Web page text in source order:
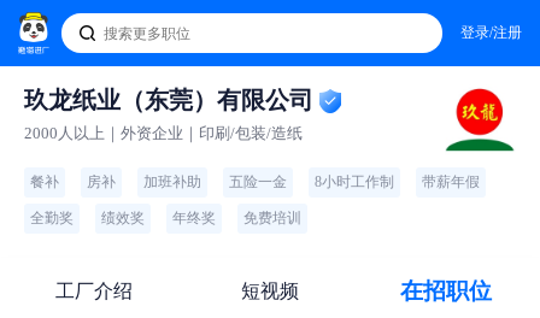
登录/注册
玖龙纸业（东莞）有限公司
2000人以上｜外资企业｜印刷/包装/造纸
餐补 房补 加班补助 五险一金 8小时工作制 带薪年假
全勤奖 绩效奖 年终奖 免费培训
工厂介绍 短视频 在招职位